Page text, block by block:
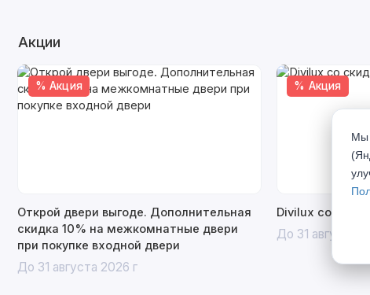
Акции
% Акция
Открой двери выгоде. Дополнительная
скидка 10% на межкомнатные двери
при покупке входной двери
До 31 августа 2026 г
% Акция
Divilux со
До 31 августа
Мы